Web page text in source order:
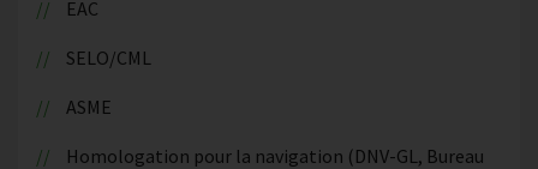
EAC
SELO/CML
ASME
Homologation pour la navigation (DNV-GL, Bureau